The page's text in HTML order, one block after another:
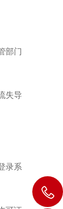
部门
失导
录系